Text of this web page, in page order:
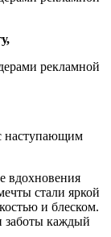
наступающим
вдохновения
стали яркой
и блеском.
заботы каждый